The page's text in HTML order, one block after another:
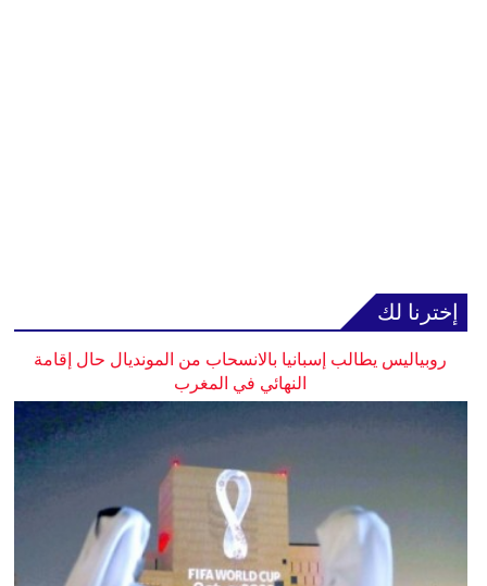
إخترنا لك
روبياليس يطالب إسبانيا بالانسحاب من المونديال حال إقامة
النهائي في المغرب